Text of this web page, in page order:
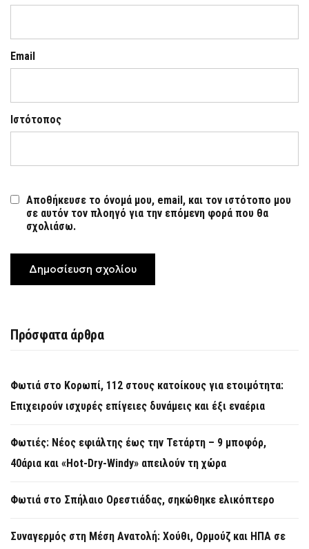
Email
Ιστότοπος
Αποθήκευσε το όνομά μου, email, και τον ιστότοπο μου
σε αυτόν τον πλοηγό για την επόμενη φορά που θα
σχολιάσω.
Πρόσφατα άρθρα
Φωτιά στο Κορωπί, 112 στους κατοίκους για ετοιμότητα:
Επιχειρούν ισχυρές επίγειες δυνάμεις και έξι εναέρια
Φωτιές: Νέος εφιάλτης έως την Τετάρτη – 9 μποφόρ,
40άρια και «Hot-Dry-Windy» απειλούν τη χώρα
Φωτιά στο Σπήλαιο Ορεστιάδας, σηκώθηκε ελικόπτερο
Συναγερμός στη Μέση Ανατολή: Χούθι, Ορμούζ και ΗΠΑ σε